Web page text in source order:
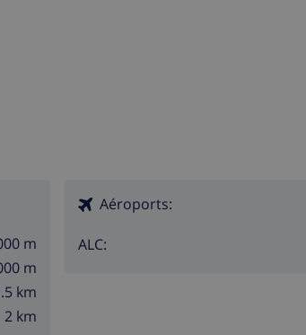
m
m
km
2 km
Aéroports:
ALC: